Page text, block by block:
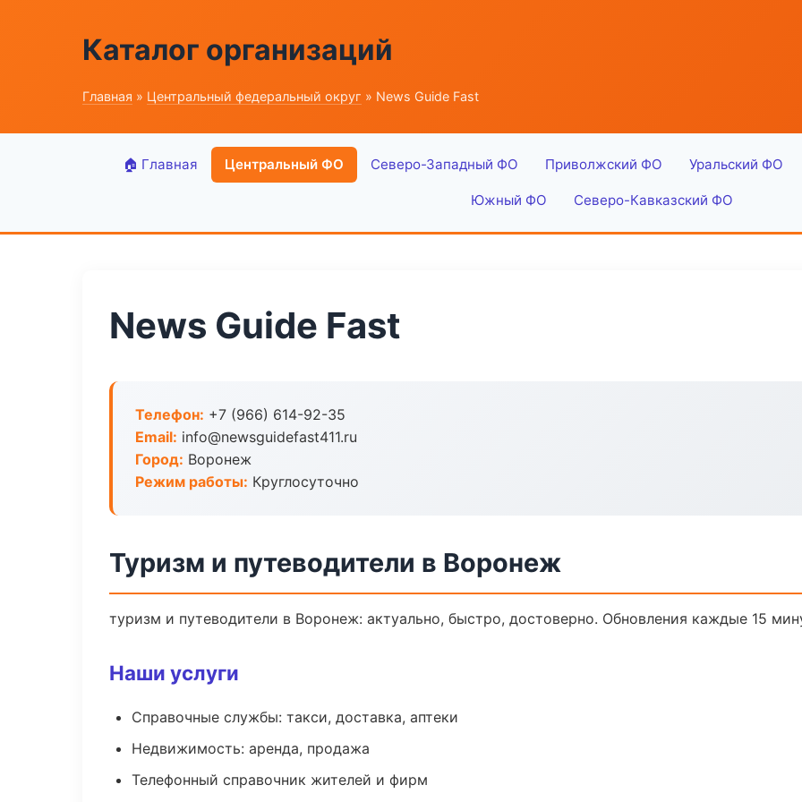
Каталог организаций
Главная » Центральный федеральный округ » News Guide Fast
🏠 Главная Центральный ФО Северо-Западный ФО Приволжский ФО Уральский ФО
Южный ФО Северо-Кавказский ФО
News Guide Fast
Телефон: +7 (966) 614-92-35
Email: info@newsguidefast411.ru
Город: Воронеж
Режим работы: Круглосуточно
Туризм и путеводители в Воронеж
туризм и путеводители в Воронеж: актуально, быстро, достоверно. Обновления каждые 15
Наши услуги
Справочные службы: такси, доставка, аптеки
Недвижимость: аренда, продажа
Телефонный справочник жителей и фирм